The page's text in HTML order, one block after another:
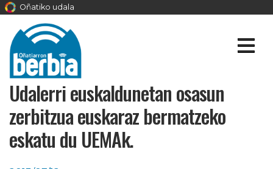
Oñatiko udala
Udalerri euskaldunetan osasun
zerbitzua euskaraz bermatzeko
eskatu du UEMAk.